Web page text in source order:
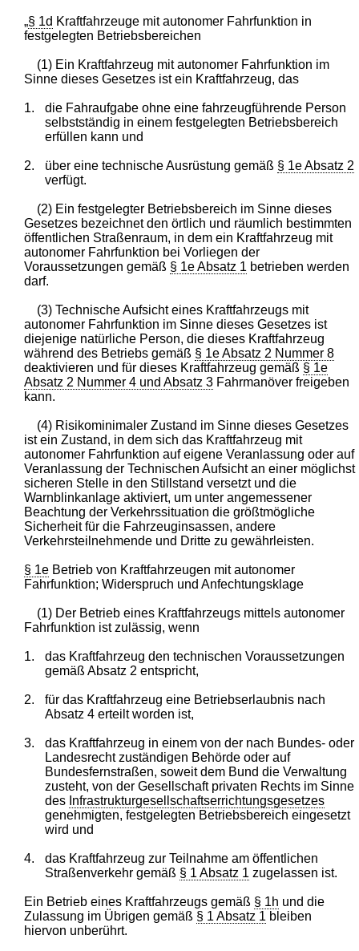
„§ 1d Kraftfahrzeuge mit autonomer Fahrfunktion in
festgelegten Betriebsbereichen
(1) Ein Kraftfahrzeug mit autonomer Fahrfunktion im
Sinne dieses Gesetzes ist ein Kraftfahrzeug, das
1.
die Fahraufgabe ohne eine fahrzeugführende Person
selbstständig in einem festgelegten Betriebsbereich
erfüllen kann und
2. über eine technische Ausrüstung gemäß § 1e Absatz 2
verfügt.
(2) Ein festgelegter Betriebsbereich im Sinne dieses
Gesetzes bezeichnet den örtlich und räumlich bestimmten
öffentlichen Straßenraum, in dem ein Kraftfahrzeug mit
autonomer Fahrfunktion bei Vorliegen der
Voraussetzungen gemäß § 1e Absatz 1 betrieben werden
darf.
(3) Technische Aufsicht eines Kraftfahrzeugs mit
autonomer Fahrfunktion im Sinne dieses Gesetzes ist
diejenige natürliche Person, die dieses Kraftfahrzeug
während des Betriebs gemäß § 1e Absatz 2 Nummer 8
deaktivieren und für dieses Kraftfahrzeug gemäß § 1e
Absatz 2 Nummer 4 und Absatz 3 Fahrmanöver freigeben
kann.
(4) Risikominimaler Zustand im Sinne dieses Gesetzes
ist ein Zustand, in dem sich das Kraftfahrzeug mit
autonomer Fahrfunktion auf eigene Veranlassung oder auf
Veranlassung der Technischen Aufsicht an einer möglichst
sicheren Stelle in den Stillstand versetzt und die
Warnblinkanlage aktiviert, um unter angemessener
Beachtung der Verkehrssituation die größtmögliche
Sicherheit für die Fahrzeuginsassen, andere
Verkehrsteilnehmende und Dritte zu gewährleisten.
§ 1e Betrieb von Kraftfahrzeugen mit autonomer
Fahrfunktion; Widerspruch und Anfechtungsklage
(1) Der Betrieb eines Kraftfahrzeugs mittels autonomer
Fahrfunktion ist zulässig, wenn
1.
das Kraftfahrzeug den technischen Voraussetzungen
gemäß Absatz 2 entspricht,
2.
für das Kraftfahrzeug eine Betriebserlaubnis nach
Absatz 4 erteilt worden ist,
3.
das Kraftfahrzeug in einem von der nach Bundes- oder
Landesrecht zuständigen Behörde oder auf
Bundesfernstraßen, soweit dem Bund die Verwaltung
zusteht, von der Gesellschaft privaten Rechts im Sinne
des Infrastrukturgesellschaftserrichtungsgesetzes
genehmigten, festgelegten Betriebsbereich eingesetzt
wird und
4.
das Kraftfahrzeug zur Teilnahme am öffentlichen
Straßenverkehr gemäß § 1 Absatz 1 zugelassen ist.
Ein Betrieb eines Kraftfahrzeugs gemäß § 1h und die
Zulassung im Übrigen gemäß § 1 Absatz 1 bleiben
hiervon unberührt.